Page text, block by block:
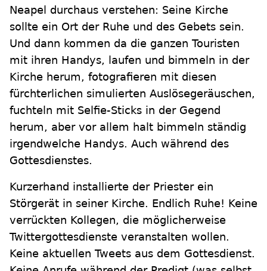
Neapel durchaus verstehen: Seine Kirche
sollte ein Ort der Ruhe und des Gebets sein.
Und dann kommen da die ganzen Touristen
mit ihren Handys, laufen und bimmeln in der
Kirche herum, fotografieren mit diesen
fürchterlichen simulierten Auslösegeräuschen,
fuchteln mit Selfie-Sticks in der Gegend
herum, aber vor allem halt bimmeln ständig
irgendwelche Handys. Auch während des
Gottesdienstes.
Kurzerhand installierte der Priester ein
Störgerät in seiner Kirche. Endlich Ruhe! Keine
verrückten Kollegen, die möglicherweise
Twittergottesdienste veranstalten wollen.
Keine aktuellen Tweets aus dem Gottesdienst.